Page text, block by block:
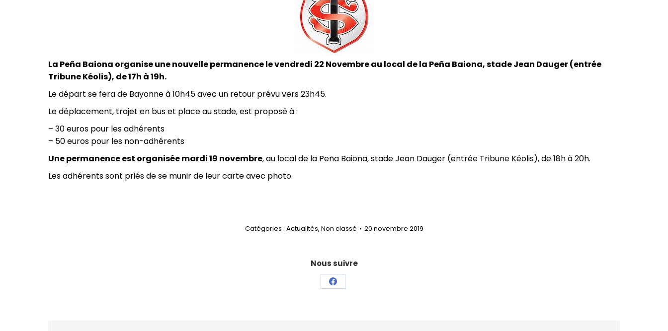
La Peña Baiona organise une nouvelle permanence le vendredi 22 Novembre au local de la Peña Baiona, stade Jean Dauger (entrée
Tribune Kéolis), de 17h à 19h.
Le départ se fera de Bayonne à 10h45 avec un retour prévu vers 23h45.
Le déplacement, trajet en bus et place au stade, est proposé à :
– 30 euros pour les adhérents
– 50 euros pour les non-adhérents
Une permanence est organisée mardi 19 novembre, au local de la Peña Baiona, stade Jean Dauger (entrée Tribune Kéolis), de 18h à 20h.
Les adhérents sont priés de se munir de leur carte avec photo.
Catégories : Actualités, Non classé 20 novembre 2019
Nous suivre
Partager